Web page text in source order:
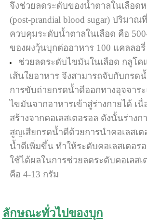
จึงช่วยลดระดับของน้ำตาลในเลือด
(post-prandial blood sugar) ปริมา
ควบคุมระดับน้ำตาลในเลือด คือ
ของผงวุ้นบุกต่ออาหาร 100 แคลลอรี่
ช่วยลดระดับไขมันในเลือด กลูโ
เส้นใยอาหาร จึงสามารถจับกับกรดน้
การขับถ่ายกรดน้ำดีออกทางอุจจาร
ไขมันจากอาหารเข้าสู่ร่างกายได้ เ
สร้างจากคอเลสเตอรอล ดังนั้นร่างก
สูญเสียกรดน้ำดีด้วยการนำคอเลสเต
น้ำดีเพิ่มขึ้น ทำให้ระดับคอเลสเตอ
ใช้ได้ผลในการช่วยลดระดับคอเลสเ
คือ 4-13 กรัม
ลักษณะทั่วไปของบุก